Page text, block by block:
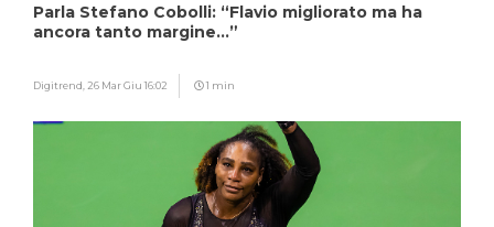
Parla Stefano Cobolli: “Flavio migliorato ma ha
ancora tanto margine…”
Digitrend, 26 Mar Giu 16:02 1 min